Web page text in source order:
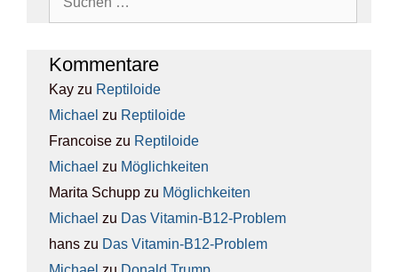
Kom­men­ta­re
Kay zu Rep­ti­lo­ide
Michael zu Rep­ti­lo­ide
Francoise zu Rep­ti­lo­ide
Michael zu Mög­lich­kei­ten
Marita Schupp zu Mög­lich­kei­ten
Michael zu Das Vit­amin-B12-Pro­blem
hans zu Das Vit­amin-B12-Pro­blem